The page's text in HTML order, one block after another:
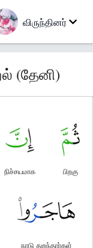
விருந்தினர்
(தேனி)
பிறகு
நிச்சயமாக
நாடு துறந்தார்கள்